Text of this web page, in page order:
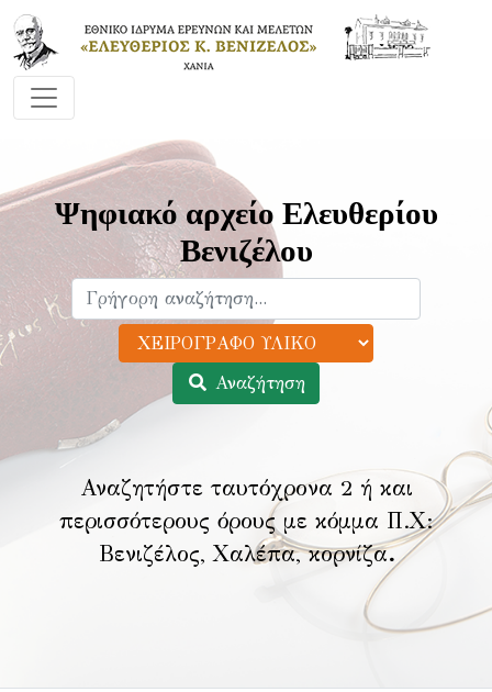
Ψηφιακό αρχείο Ελευθερίου
Βενιζέλου
Αναζήτηση
Αναζητήστε ταυτόχρονα 2 ή και
περισσότερους όρους με κόμμα Π.Χ:
Βενιζέλος, Χαλέπα, κορνίζα.